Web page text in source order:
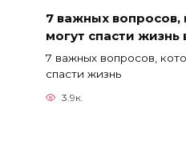
7 важных
могут спасти
7 важных вопросов,
спасти жизнь
3.9к.